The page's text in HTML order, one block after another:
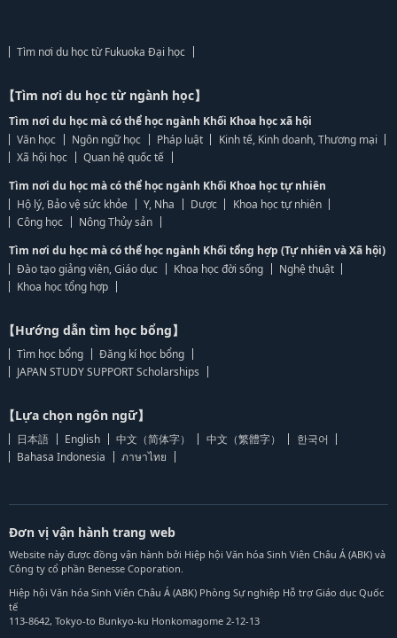
Tìm nơi du học từ Fukuoka Đại học
【Tìm nơi du học từ ngành học】
Tìm nơi du học mà có thể học ngành Khối Khoa học xã hội
Văn học
Ngôn ngữ học Pháp luật
Kinh tế, Kinh doanh, Thương mại
Xã hội học
Quan hệ quốc tế
Tìm nơi du học mà có thể học ngành Khối Khoa học tự nhiên
Hộ lý, Bảo vệ sức khỏe
Y, Nha Dược
Khoa học tự nhiên
Công học
Nông Thủy sản
Tìm nơi du học mà có thể học ngành Khối tổng hợp (Tự nhiên và Xã hội)
Đào tạo giảng viên, Giáo dục
Khoa học đời sống
Nghệ thuật
Khoa học tổng hợp
【Hướng dẫn tìm học bổng】
Tìm học bổng
Đăng kí học bổng
JAPAN STUDY SUPPORT Scholarships
【Lựa chọn ngôn ngữ】
日本語 English 中文（简体字） 中文（繁體字）
한국어
Bahasa Indonesia
ภาษาไทย
Đơn vị vận hành trang web
Website này được đồng vận hành bởi Hiệp hội Văn hóa Sinh Viên Châu Á (ABK) và
Công ty cổ phần Benesse Coporation.
Hiệp hội Văn hóa Sinh Viên Châu Á (ABK) Phòng Sự nghiệp Hỗ trợ Giáo dục Quốc
tế
113-8642, Tokyo-to Bunkyo-ku Honkomagome 2-12-13